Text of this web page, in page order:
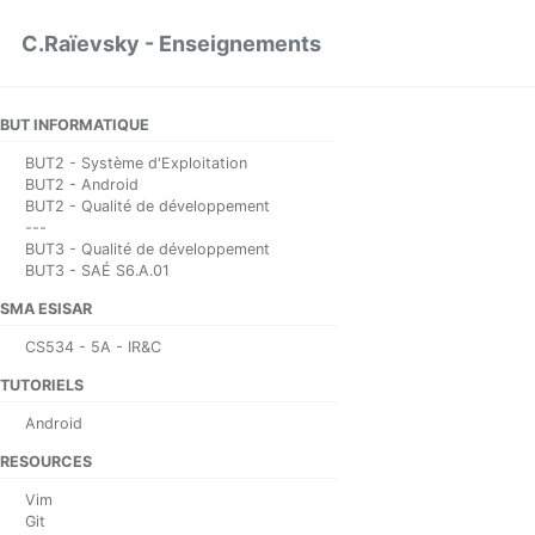
C.Raïevsky - Enseignements
BUT INFORMATIQUE
BUT2 - Système d'Exploitation
BUT2 - Android
BUT2 - Qualité de développement
---
BUT3 - Qualité de développement
BUT3 - SAÉ S6.A.01
SMA ESISAR
CS534 - 5A - IR&C
TUTORIELS
Android
RESOURCES
Vim
Git